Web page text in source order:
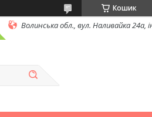
Кошик
Волинська обл., вул. Наливайка 24а,